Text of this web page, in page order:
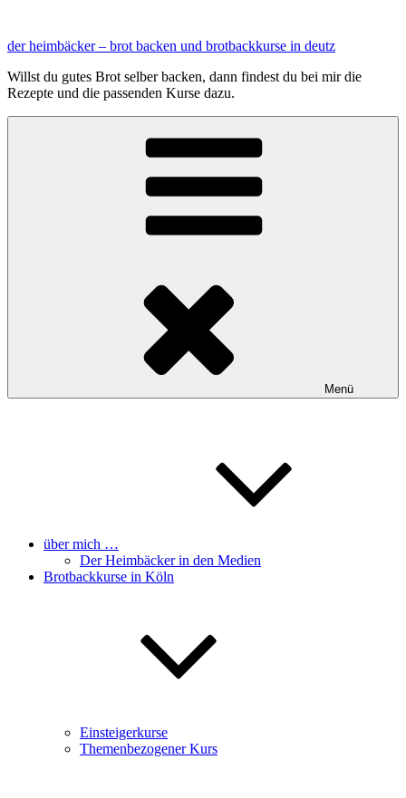
springen
der heimbäcker – brot backen und brotbackkurse in deutz
Willst du gutes Brot selber backen, dann findest du bei mir die
Rezepte und die passenden Kurse dazu.
Menü
über mich …
Der Heimbäcker in den Medien
Brotbackkurse in Köln
Einsteigerkurse
Themenbezogener Kurs